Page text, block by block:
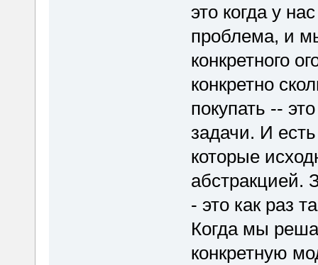
это когда у
проблема, и
конкретного
конкретно
покупать --
задачи. И
которые
абстракцией.
- это как раз
Когда мы
конкретную